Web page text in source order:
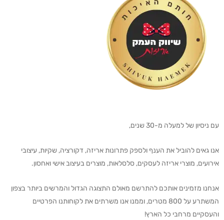
עם ניסיון של למעלה מ-30 שנים,
אנו גאים להוביל את הענף ולספק פתרונות אריזה, דקורציה, שקיות, עיצובי
אירועים, מוצרי אריזה לעסקים, סלסלאות, מוצרים בעיצוב אישי ואחסון.
אנחנו מזמינים אותכם להתרשם מאולם התצוגה הגדול והמרשים ביותר בצפון
המשתרע על 800 מטרים, וממנו אנו משרתים את לקוחותנו הפרטיים
והעסקיים מרחבי כל הארץ!